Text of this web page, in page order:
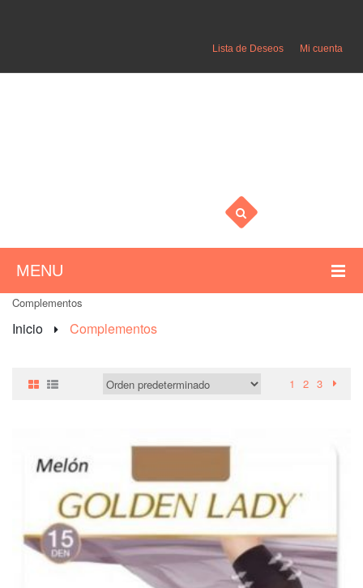
Lista de Deseos Mi cuenta
MENU
HOME
HOMBRE
DOLCE PETIT
COMPLEMENTOS
Complementos
Inicio Complementos
1 2 3